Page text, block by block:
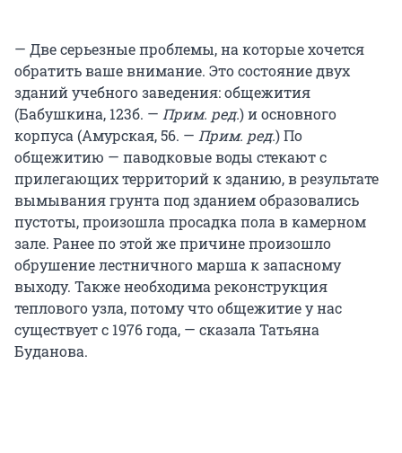
— Две серьезные проблемы, на которые хочется
обратить ваше внимание. Это состояние двух
зданий учебного заведения: общежития
(Бабушкина, 123б. — Прим. ред.) и основного
корпуса (Амурская, 56. — Прим. ред.) По
общежитию — паводковые воды стекают с
прилегающих территорий к зданию, в результате
вымывания грунта под зданием образовались
пустоты, произошла просадка пола в камерном
зале. Ранее по этой же причине произошло
обрушение лестничного марша к запасному
выходу. Также необходима реконструкция
теплового узла, потому что общежитие у нас
существует с 1976 года, — сказала Татьяна
Буданова.